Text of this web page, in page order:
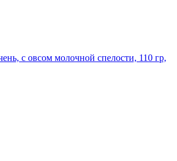
с овсом молочной спелости, 110 гр,